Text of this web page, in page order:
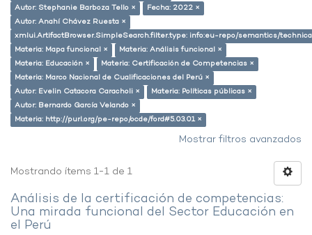
Autor: Stephanie Barboza Tello ×
Fecha: 2022 ×
Autor: Anahí Chávez Ruesta ×
xmlui.ArtifactBrowser.SimpleSearch.filter.type: info:eu-repo/semantics/
Materia: Mapa funcional ×
Materia: Análisis funcional ×
Materia: Educación ×
Materia: Certificación de Competencias ×
Materia: Marco Nacional de Cualificaciones del Perú ×
Autor: Evelin Catacora Caracholi ×
Materia: Políticas públicas ×
Autor: Bernardo García Velando ×
Materia: http://purl.org/pe-repo/ocde/ford#5.03.01 ×
Mostrar filtros avanzados
Mostrando ítems 1-1 de 1
Análisis de la certificación de competencias:
Una mirada funcional del Sector Educación en
el Perú